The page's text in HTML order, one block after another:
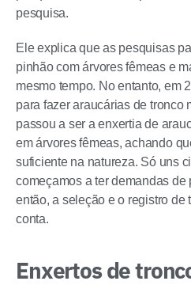
pesquisa.
Ele explica que as pesquisas
pinhão com árvores fêmeas e
mesmo tempo. No entanto, em
para fazer araucárias de tronco
passou a ser a enxertia de
em árvores fêmeas, achando
suficiente na natureza. Só uns
começamos a ter demandas
então, a seleção e o registro de
conta.
Enxertos de